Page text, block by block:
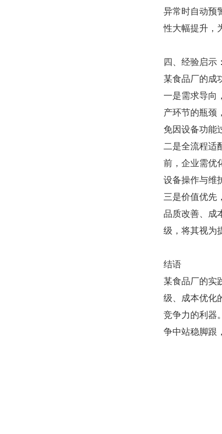
异常时自动预
性大幅提升，
四、经验启示
某食品厂的成
一是需求导向
产环节的瓶颈
免因设备功能
二是全流程适
前，企业需优
设备操作与维
三是价值优先
品质改善、成
级，将其视为
结语
某食品厂的实
级、成本优化
竞争力的利器
争中站稳脚跟